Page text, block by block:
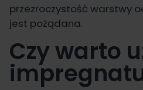
przezroczystość warstwy
jest pożądana.
Czy warto